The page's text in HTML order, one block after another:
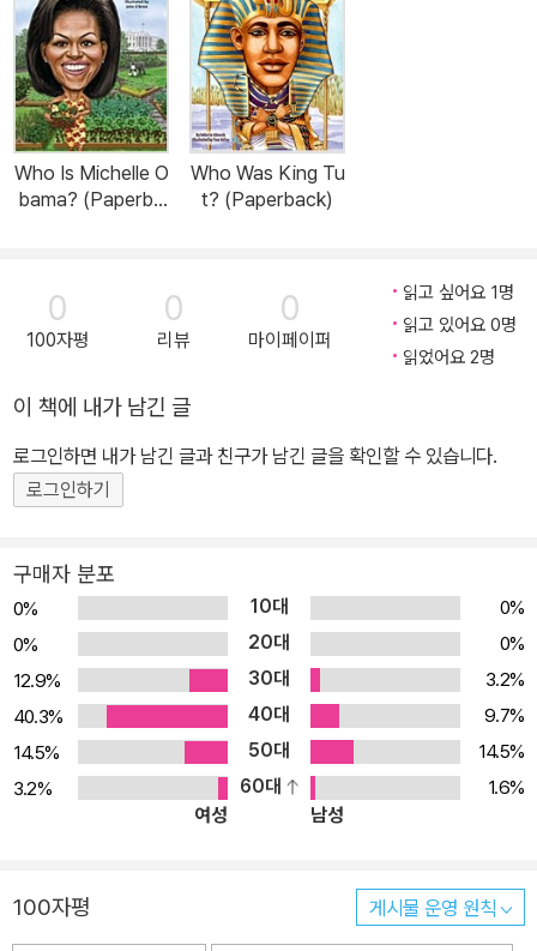
Who Is Michelle O
bama? (Paperba
Who Was King Tu
t? (Paperback)
0
100자평
0
리뷰
0
마이페이퍼
읽고 싶어요 1명
읽고 있어요 0명
읽었어요 2명
이 책에 내가 남긴 글
로그인하면 내가 남긴 글과 친구가 남긴 글을 확인할 수 있습니다.
로그인하기
구매자 분포
0% 10대
0%
0%
20대
0%
12.9%
30대
3.2%
40.3%
40대
9.7%
14.5%
50대
14.5%
3.2%
60대
1.6%
여성
남성
100자평 게시물 운영 원칙